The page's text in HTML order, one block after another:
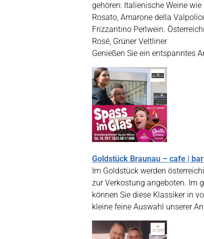
gehören: Italienische Weine
Rosato, Amarone della
Frizzantino Perlwein.
Rosé, Grüner Veltliner
Genießen Sie ein entspanntes
Goldstück Braunau – cafe |
Im Goldstück werden
zur Verkostung angeboten. Im
können Sie diese Klassiker in
kleine feine Auswahl unserer